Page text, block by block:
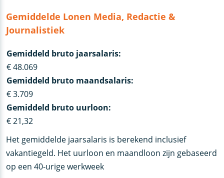
Gemiddelde Lonen Media, Redactie &
Journalistiek
Gemiddeld bruto jaarsalaris:
€ 48.069
Gemiddeld bruto maandsalaris:
€ 3.709
Gemiddeld bruto uurloon:
€ 21,32
Het gemiddelde jaarsalaris is berekend inclusief
vakantiegeld. Het uurloon en maandloon zijn gebaseerd
op een 40-urige werkweek